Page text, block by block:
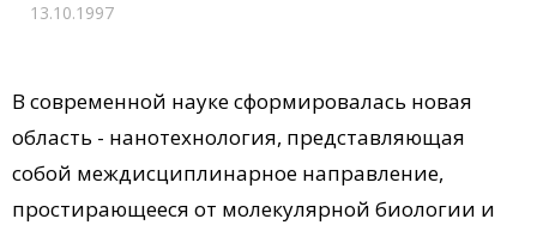
13.10.1997
В современной науке сформировалась новая
область - нанотехнология, представляющая
собой междисциплинарное направление,
простирающееся от молекулярной биологии и